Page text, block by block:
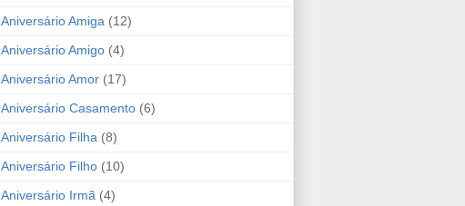
Aniversário Amiga (12)
Aniversário Amigo (4)
Aniversário Amor (17)
Aniversário Casamento (6)
Aniversário Filha (8)
Aniversário Filho (10)
Aniversário Irmã (4)